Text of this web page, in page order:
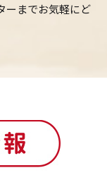
ーまでお気軽にど